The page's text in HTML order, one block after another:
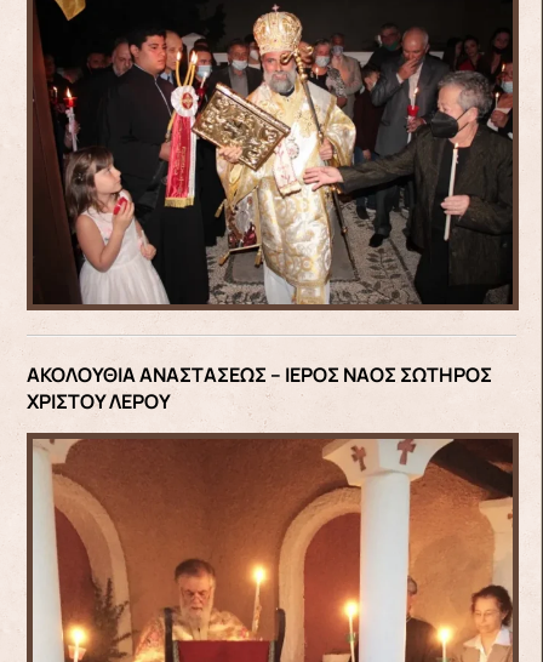
ΑΚΟΛΟΥΘΙΑ ΑΝΑΣΤΑΣΕΩΣ – ΙΕΡΟΣ ΝΑΟΣ ΣΩΤΗΡΟΣ
ΧΡΙΣΤΟΥ ΛΕΡΟΥ